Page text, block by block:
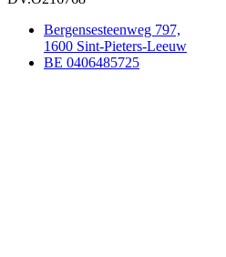
Bergensesteenweg 797,
1600 Sint-Pieters-Leeuw
BE 0406485725